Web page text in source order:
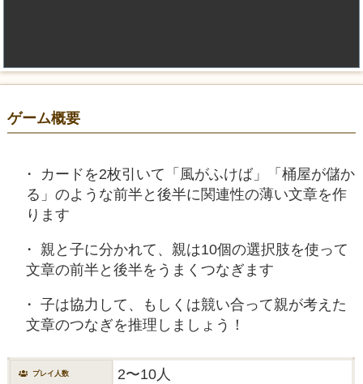
ゲーム概要
カードを2枚引いて「風がふけば」「桶屋が儲か
る」のような前半と後半に関連性の薄い文章を作
ります
親と子に分かれて、親は10個の選択肢を使って
文章の前半と後半をうまくつなぎます
子は協力して、もしくは競い合って親が考えた
文章のつなぎを推理しましょう！
プレイ人数 2〜10人